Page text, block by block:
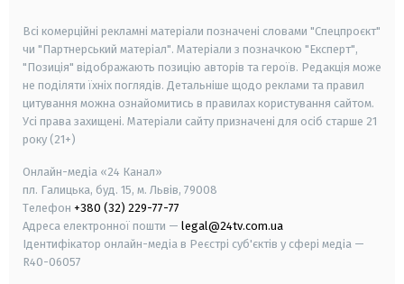
Всі комерційні рекламні матеріали позначені словами "Спецпроєкт"
чи "Партнерський матеріал". Матеріали з позначкою "Експерт",
"Позиція" відображають позицію авторів та героїв. Редакція може
не поділяти їхніх поглядів. Детальніше щодо реклами та правил
цитування можна ознайомитись в правилах користування сайтом.
Усі права захищені. Матеріали сайту призначені для осіб старше 21
року (21+)
Онлайн-медіа «24 Канал»
пл. Галицька, буд. 15, м. Львів, 79008
Телефон +380 (32) 229-77-77
Адреса електронної пошти — legal@24tv.com.ua
Ідентифікатор онлайн-медіа в Реєстрі суб'єктів у сфері медіа —
R40-06057